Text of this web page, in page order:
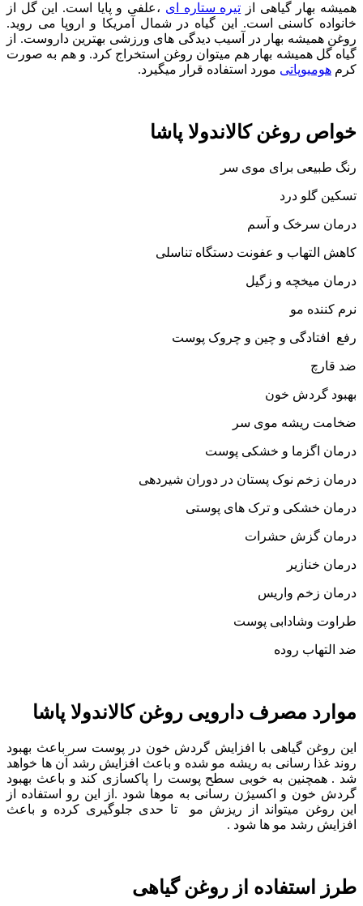
همیشه بهار گیاهی از تیره ستاره ای ،علفی و پایا است. این گل از
خانواده کاسنی است. این گیاه در شمال آمریکا و اروپا می روید.
روغن همیشه بهار در آسیب دیدگی های ورزشی بهترین داروست. از
گیاه گل همیشه بهار هم میتوان روغن استخراج کرد. و هم به صورت
کرم هومیوپاتی مورد استفاده قرار میگیرد.
خواص روغن کالاندولا پاشا
رنگ طبیعی برای موی سر
تسکین گلو درد
درمان سرخک و آسم
کاهش التهاب و عفونت دستگاه تناسلی
درمان میخچه و زگیل
نرم کننده مو
رفع افتادگی و چین و چروک پوست
ضد قارچ
بهبود گردش خون
ضخامت ریشه موی سر
درمان اگزما و خشکی پوست
درمان زخم نوک پستان در دوران شیردهی
درمان خشکی و ترک های پوستی
درمان گزش حشرات
درمان خنازیر
درمان زخم واریس
طراوت وشادابی پوست
ضد التهاب روده
موارد مصرف دارویی روغن کالاندولا پاشا
این روغن گیاهی با افزایش گردش خون در پوست سر باعث بهبود
روند غذا رسانی به ریشه مو شده و باعث افزایش رشد آن ها خواهد
شد . همچنین به خوبی سطح پوست را پاکسازی کند و باعث بهبود
گردش خون و اکسیژن رسانی به موها شود .از این رو استفاده از
این روغن میتواند از ریزش مو تا حدی جلوگیری کرده و باعث
افزایش رشد مو ها شود .
طرز استفاده از روغن گیاهی